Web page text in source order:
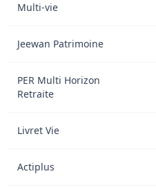
Multi-vie
Jeewan Patrimoine
PER Multi Horizon
Retraite
Livret Vie
Actiplus